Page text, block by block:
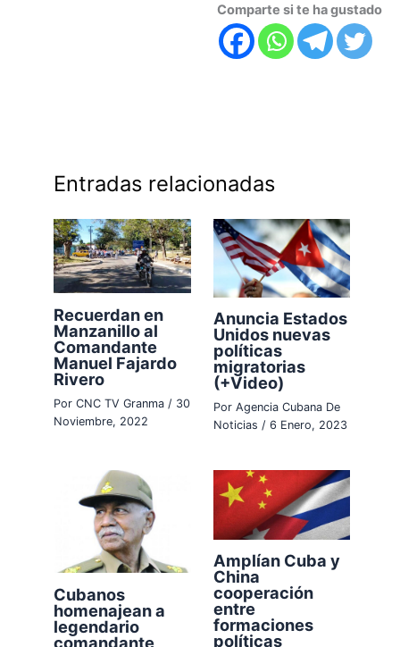
Comparte si te ha gustado
Entradas relacionadas
Recuerdan en
Manzanillo al
Comandante
Manuel Fajardo
Rivero
PorCNC TV Granma / 30
Noviembre, 2022
Anuncia Estados
Unidos nuevas
políticas
migratorias
(+Video)
Por Agencia Cubana De
Noticias / 6 Enero, 2023
Cubanos
homenajean a
legendario
comandante
Amplían Cuba y
China
cooperación
entre
formaciones
políticas